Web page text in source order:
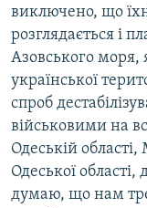
виключено, що
розглядається і
Азовського
української
спроб
військовими на
Одеській області,
Одеської
думаю, що нам